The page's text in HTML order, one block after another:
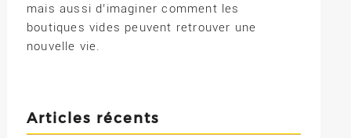
mais aussi d’imaginer comment les
boutiques vides peuvent retrouver une
nouvelle vie.
Articles récents